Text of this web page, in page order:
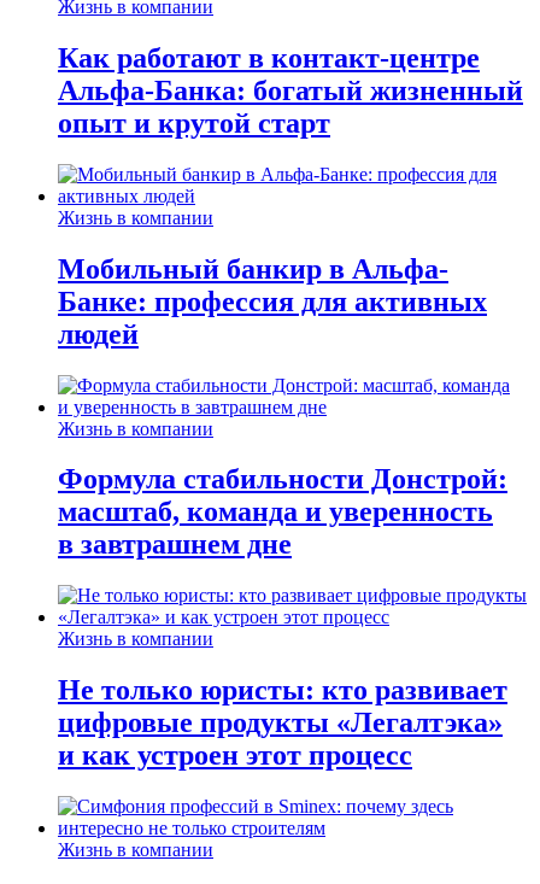
Жизнь в компании
Как работают в контакт-центре
Альфа-Банка: богатый жизненный
опыт и крутой старт
Жизнь в компании
Мобильный банкир в Альфа-
Банке: профессия для активных
людей
Жизнь в компании
Формула стабильности Донстрой:
масштаб, команда и уверенность
в завтрашнем дне
Жизнь в компании
Не только юристы: кто развивает
цифровые продукты «Легалтэка»
и как устроен этот процесс
Жизнь в компании